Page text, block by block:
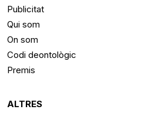
Publicitat
Qui som
On som
Codi deontològic
Premis
ALTRES